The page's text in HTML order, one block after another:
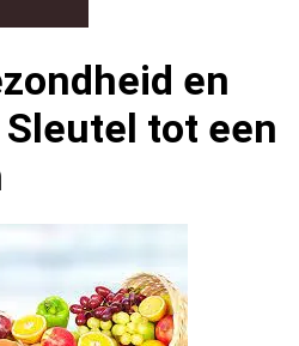
en
tot een